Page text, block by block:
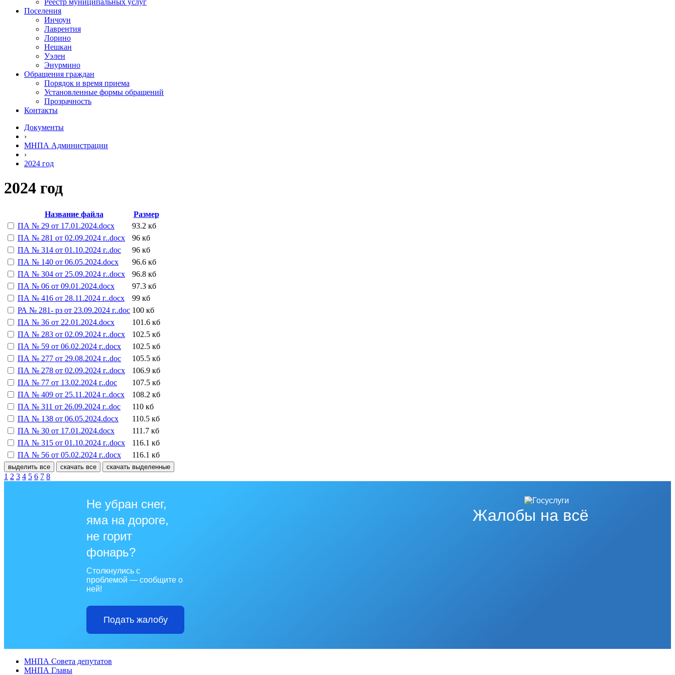
Реестр муниципальных услуг
Поселения
Инчоун
Лаврентия
Лорино
Нешкан
Уэлен
Энурмино
Обращения граждан
Порядок и время приема
Установленные формы обращений
Прозрачность
Контакты
Документы
›
МНПА Администрации
›
2024 год
2024 год
Название файла
Размер
ПА № 29 от 17.01.2024.docx
93.2 кб
ПА № 281 от 02.09.2024 г..docx
96 кб
ПА № 314 от 01.10.2024 г..doc
96 кб
ПА № 140 от 06.05.2024.docx
96.6 кб
ПА № 304 от 25.09.2024 г..docx
96.8 кб
ПА № 06 от 09.01.2024.docx
97.3 кб
ПА № 416 от 28.11.2024 г..docx
99 кб
РА № 281- рз от 23.09.2024 г..doc 100 кб
ПА № 36 от 22.01.2024.docx
101.6 кб
ПА № 283 от 02.09.2024 г..docx
102.5 кб
ПА № 59 от 06.02.2024 г..docx
102.5 кб
ПА № 277 от 29.08.2024 г..doc
105.5 кб
ПА № 278 от 02.09.2024 г..docx
106.9 кб
ПА № 77 от 13.02.2024 г..doc
107.5 кб
ПА № 409 от 25.11.2024 г..docx
108.2 кб
ПА № 311 от 26.09.2024 г..doc
110 кб
ПА № 138 от 06.05.2024.docx
110.5 кб
ПА № 30 от 17.01.2024.docx
111.7 кб
ПА № 315 от 01.10.2024 г..docx
116.1 кб
ПА № 56 от 05.02.2024 г..docx
116.1 кб
выделить все скачать все скачать выделенные
1 2 3 4 5 6 7 8
Жалобы на всё
Не убран снег,
яма на дороге,
не горит
фонарь?
Столкнулись с
проблемой — сообщите о
ней!
Подать жалобу
МНПА Совета депутатов
МНПА Главы